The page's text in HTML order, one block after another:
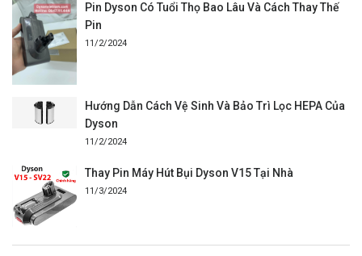
Pin Dyson Có Tuổi Thọ Bao Lâu Và Cách Thay Thế
Pin
11/2/2024
Hướng Dẫn Cách Vệ Sinh Và Bảo Trì Lọc HEPA Của
Dyson
11/2/2024
Thay Pin Máy Hút Bụi Dyson V15 Tại Nhà
11/3/2024